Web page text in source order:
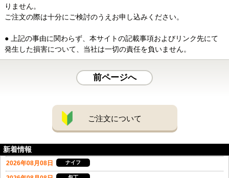
りません。
ご注文の際は十分にご検討のうえお申し込みください。
● 上記の事由に関わらず、本サイトの記載事項およびリンク先にて
発生した損害について、当社は一切の責任を負いません。
前ページへ
ご注文について
新着情報